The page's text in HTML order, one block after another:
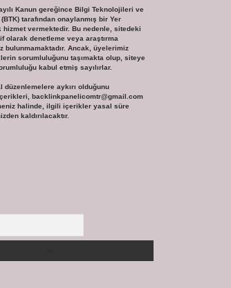
Kanun gereğince Bilgi Teknolojileri ve
tarafından onaylanmış bir Yer
hizmet vermektedir. Bu nedenle, sitedeki
olarak denetleme veya araştırma
bulunmamaktadır. Ancak, üyelerimiz
sorumluluğunu taşımakta olup, siteye
kabul etmiş sayılırlar.
düzenlemelere aykırı olduğunu
backlinkpanelicomtr@gmail.com
halinde, ilgili içerikler yasal süre
kaldırılacaktır.